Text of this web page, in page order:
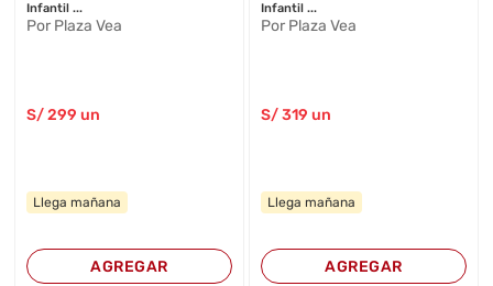
Infantil ...
Por Plaza Vea
S/299 un
Llega mañana
AGREGAR
Infantil ...
Por Plaza Vea
S/319 un
Llega mañana
AGREGAR